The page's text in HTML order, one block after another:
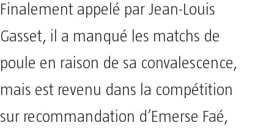
Finalement appelé par Jean-Louis
Gasset, il a manqué les matchs de
poule en raison de sa convalescence,
mais est revenu dans la compétition
sur recommandation d’Emerse Faé,